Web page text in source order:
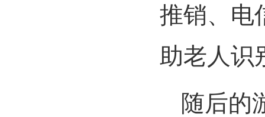
推销、电
助老人识
随后的